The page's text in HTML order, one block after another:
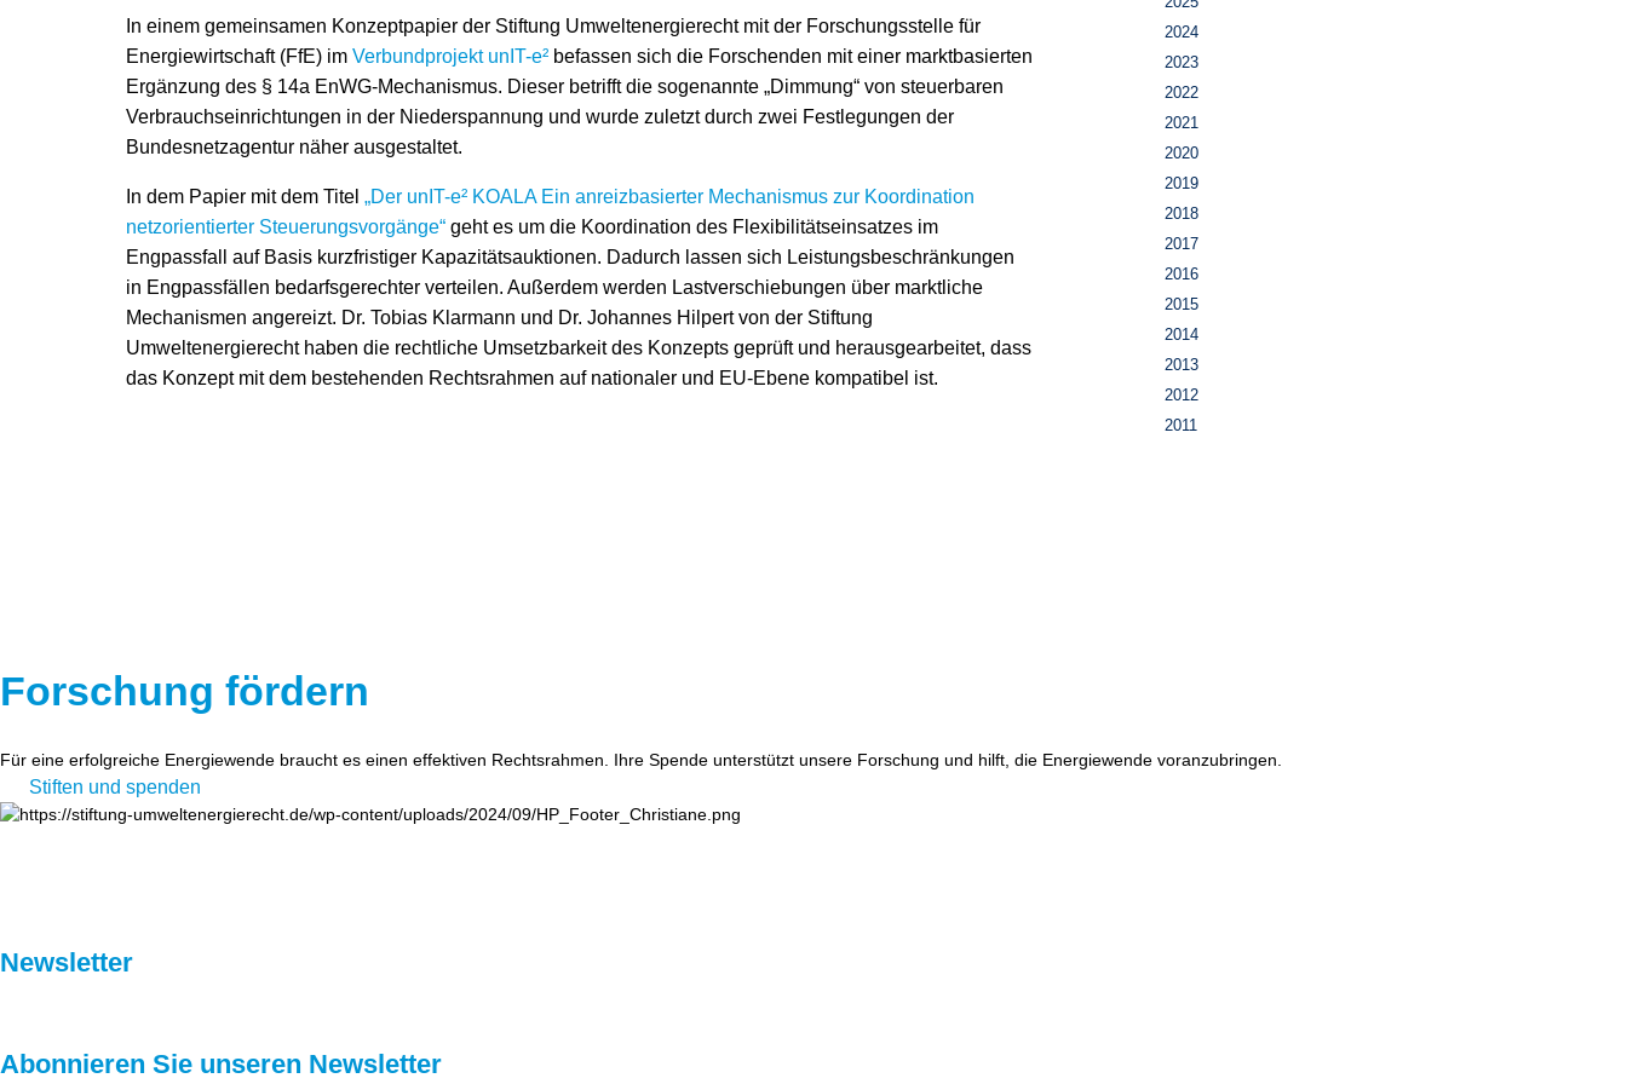
In einem gemeinsamen Konzeptpapier der Stiftung Umweltenergierecht mit der Forschungsstelle für
Energiewirtschaft (FfE) im Verbundprojekt unIT-e² befassen sich die Forschenden mit einer marktbasierten
Ergänzung des § 14a EnWG-Mechanismus. Dieser betrifft die sogenannte „Dimmung“ von steuerbaren
Verbrauchseinrichtungen in der Niederspannung und wurde zuletzt durch zwei Festlegungen der
Bundesnetzagentur näher ausgestaltet.
In dem Papier mit dem Titel „Der unIT-e² KOALA Ein anreizbasierter Mechanismus zur Koordination
netzorientierter Steuerungsvorgänge“ geht es um die Koordination des Flexibilitätseinsatzes im
Engpassfall auf Basis kurzfristiger Kapazitätsauktionen. Dadurch lassen sich Leistungsbeschränkungen
in Engpassfällen bedarfsgerechter verteilen. Außerdem werden Lastverschiebungen über marktliche
Mechanismen angereizt. Dr. Tobias Klarmann und Dr. Johannes Hilpert von der Stiftung
Umweltenergierecht haben die rechtliche Umsetzbarkeit des Konzepts geprüft und herausgearbeitet, dass
das Konzept mit dem bestehenden Rechtsrahmen auf nationaler und EU-Ebene kompatibel ist.
2024
2023
2022
2021
2020
2019
2018
2017
2016
2015
2014
2013
2012
2011
Forschung fördern
Für eine erfolgreiche Energiewende braucht es einen effektiven Rechtsrahmen. Ihre Spende unterstützt unsere Forschung und hilft, die Energiewende voranzubringen.
Stiften und spenden
Newsletter
Abonnieren Sie unseren Newsletter